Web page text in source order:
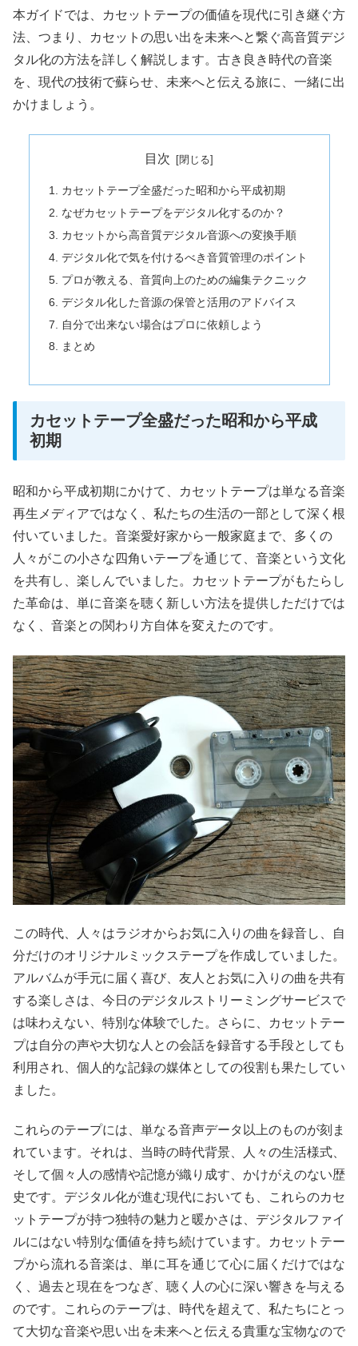
本ガイドでは、カセットテープの価値を現代に引き継ぐ方
法、つまり、カセットの思い出を未来へと繋ぐ高音質デジ
タル化の方法を詳しく解説します。古き良き時代の音楽
を、現代の技術で蘇らせ、未来へと伝える旅に、一緒に出
かけましょう。
目次
カセットテープ全盛だった昭和から平成初期
なぜカセットテープをデジタル化するのか？
カセットから高音質デジタル音源への変換手順
デジタル化で気を付けるべき音質管理のポイント
プロが教える、音質向上のための編集テクニック
デジタル化した音源の保管と活用のアドバイス
自分で出来ない場合はプロに依頼しよう
まとめ
カセットテープ全盛だった昭和から平成
初期
昭和から平成初期にかけて、カセットテープは単なる音楽
再生メディアではなく、私たちの生活の一部として深く根
付いていました。音楽愛好家から一般家庭まで、多くの
人々がこの小さな四角いテープを通じて、音楽という文化
を共有し、楽しんでいました。カセットテープがもたらし
た革命は、単に音楽を聴く新しい方法を提供しただけでは
なく、音楽との関わり方自体を変えたのです。
この時代、人々はラジオからお気に入りの曲を録音し、自
分だけのオリジナルミックステープを作成していました。
アルバムが手元に届く喜び、友人とお気に入りの曲を共有
する楽しさは、今日のデジタルストリーミングサービスで
は味わえない、特別な体験でした。さらに、カセットテー
プは自分の声や大切な人との会話を録音する手段としても
利用され、個人的な記録の媒体としての役割も果たしてい
ました。
これらのテープには、単なる音声データ以上のものが刻ま
れています。それは、当時の時代背景、人々の生活様式、
そして個々人の感情や記憶が織り成す、かけがえのない歴
史です。デジタル化が進む現代においても、これらのカセ
ットテープが持つ独特の魅力と暖かさは、デジタルファイ
ルにはない特別な価値を持ち続けています。カセットテー
プから流れる音楽は、単に耳を通じて心に届くだけではな
く、過去と現在をつなぎ、聴く人の心に深い響きを与える
のです。これらのテープは、時代を超えて、私たちにとっ
て大切な音楽や思い出を未来へと伝える貴重な宝物なので